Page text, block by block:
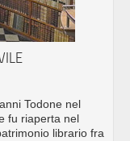
Todone nel
fu riaperta nel
librario fra